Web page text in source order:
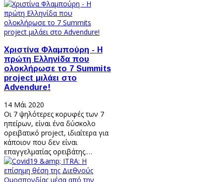
Χριστίνα Φλαμπούρη - Η
πρώτη Ελληνίδα που
ολοκλήρωσε το 7 Summits
project μιλάει στο
Advendure!
14 Μάι 2020
Οι 7 ψηλότερες κορυφές των 7
ηπείρων, είναι ένα δύσκολο
ορειβατικό project, ιδιαίτερα για
κάποιον που δεν είναι
επαγγελματίας ορειβάτης.…